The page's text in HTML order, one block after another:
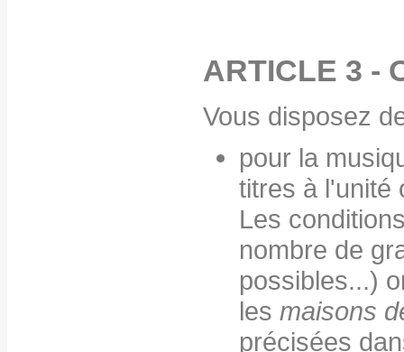
ARTICLE 3 -
Vous disposez
pour la
titres à l'unité
Les
nombre de
possibles...)
les maisons
précisées